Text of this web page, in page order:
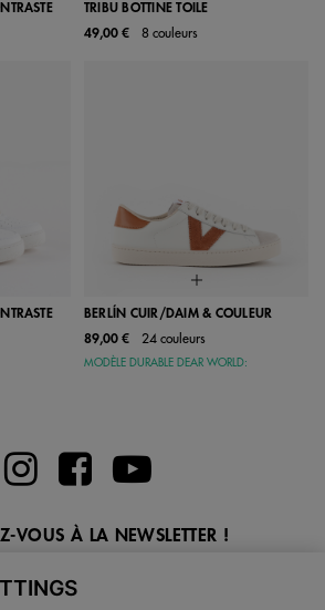
TRIBU BOTTINE TOILE
49,00 €
8 couleurs
BERLÍN CUIR/DAIM & COULEUR
89,00 €
24 couleurs
MODÈLE DURABLE DEAR WORLD:
VOUS À LA NEWSLETTER !